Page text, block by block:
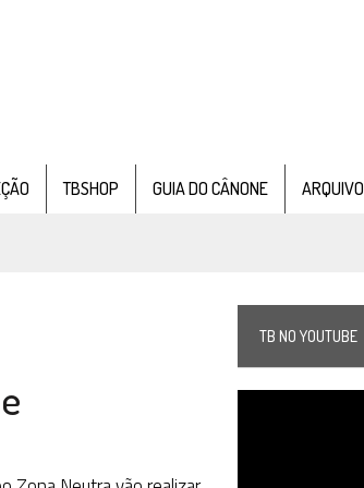
TBSHOP GUIA DO CÂNONE ARQUIVO
TB NO YOUTUBE